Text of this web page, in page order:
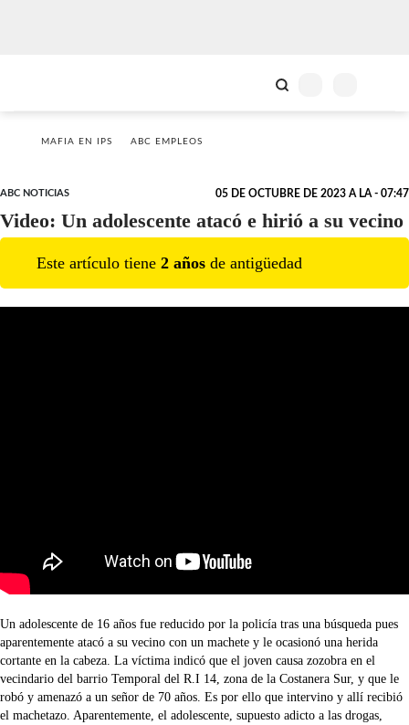
MAFIA EN IPS ABC EMPLEOS
ABC NOTICIAS 05 DE OCTUBRE DE 2023 A LA - 07:47
Video: Un adolescente atacó e hirió a su vecino
Este artículo tiene 2 años de antigüedad
Un adolescente de 16 años fue reducido por la policía tras una búsqueda pues
aparentemente atacó a su vecino con un machete y le ocasionó una herida
cortante en la cabeza. La víctima indicó que el joven causa zozobra en el
vecindario del barrio Temporal del R.I 14, zona de la Costanera Sur, y que le
robó y amenazó a un señor de 70 años. Es por ello que intervino y allí recibió
el machetazo. Aparentemente, el adolescente, supuesto adicto a las drogas,